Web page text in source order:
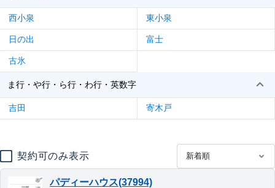
西小泉 東小泉
日の出 富士
古氷
ま行・や行・ら行・わ行・英数字
吉田 寄木戸
契約可のみ表示
パディーハウス(37994)